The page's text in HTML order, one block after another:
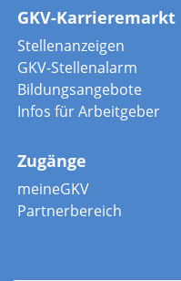
GKV-Karrieremarkt
Stellenanzeigen
GKV-Stellenalarm
Bildungsangebote
Infos für Arbeitgeber
Zugänge
meineGKV
Partnerbereich